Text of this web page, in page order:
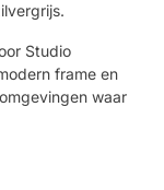
Studio
frame en
waar